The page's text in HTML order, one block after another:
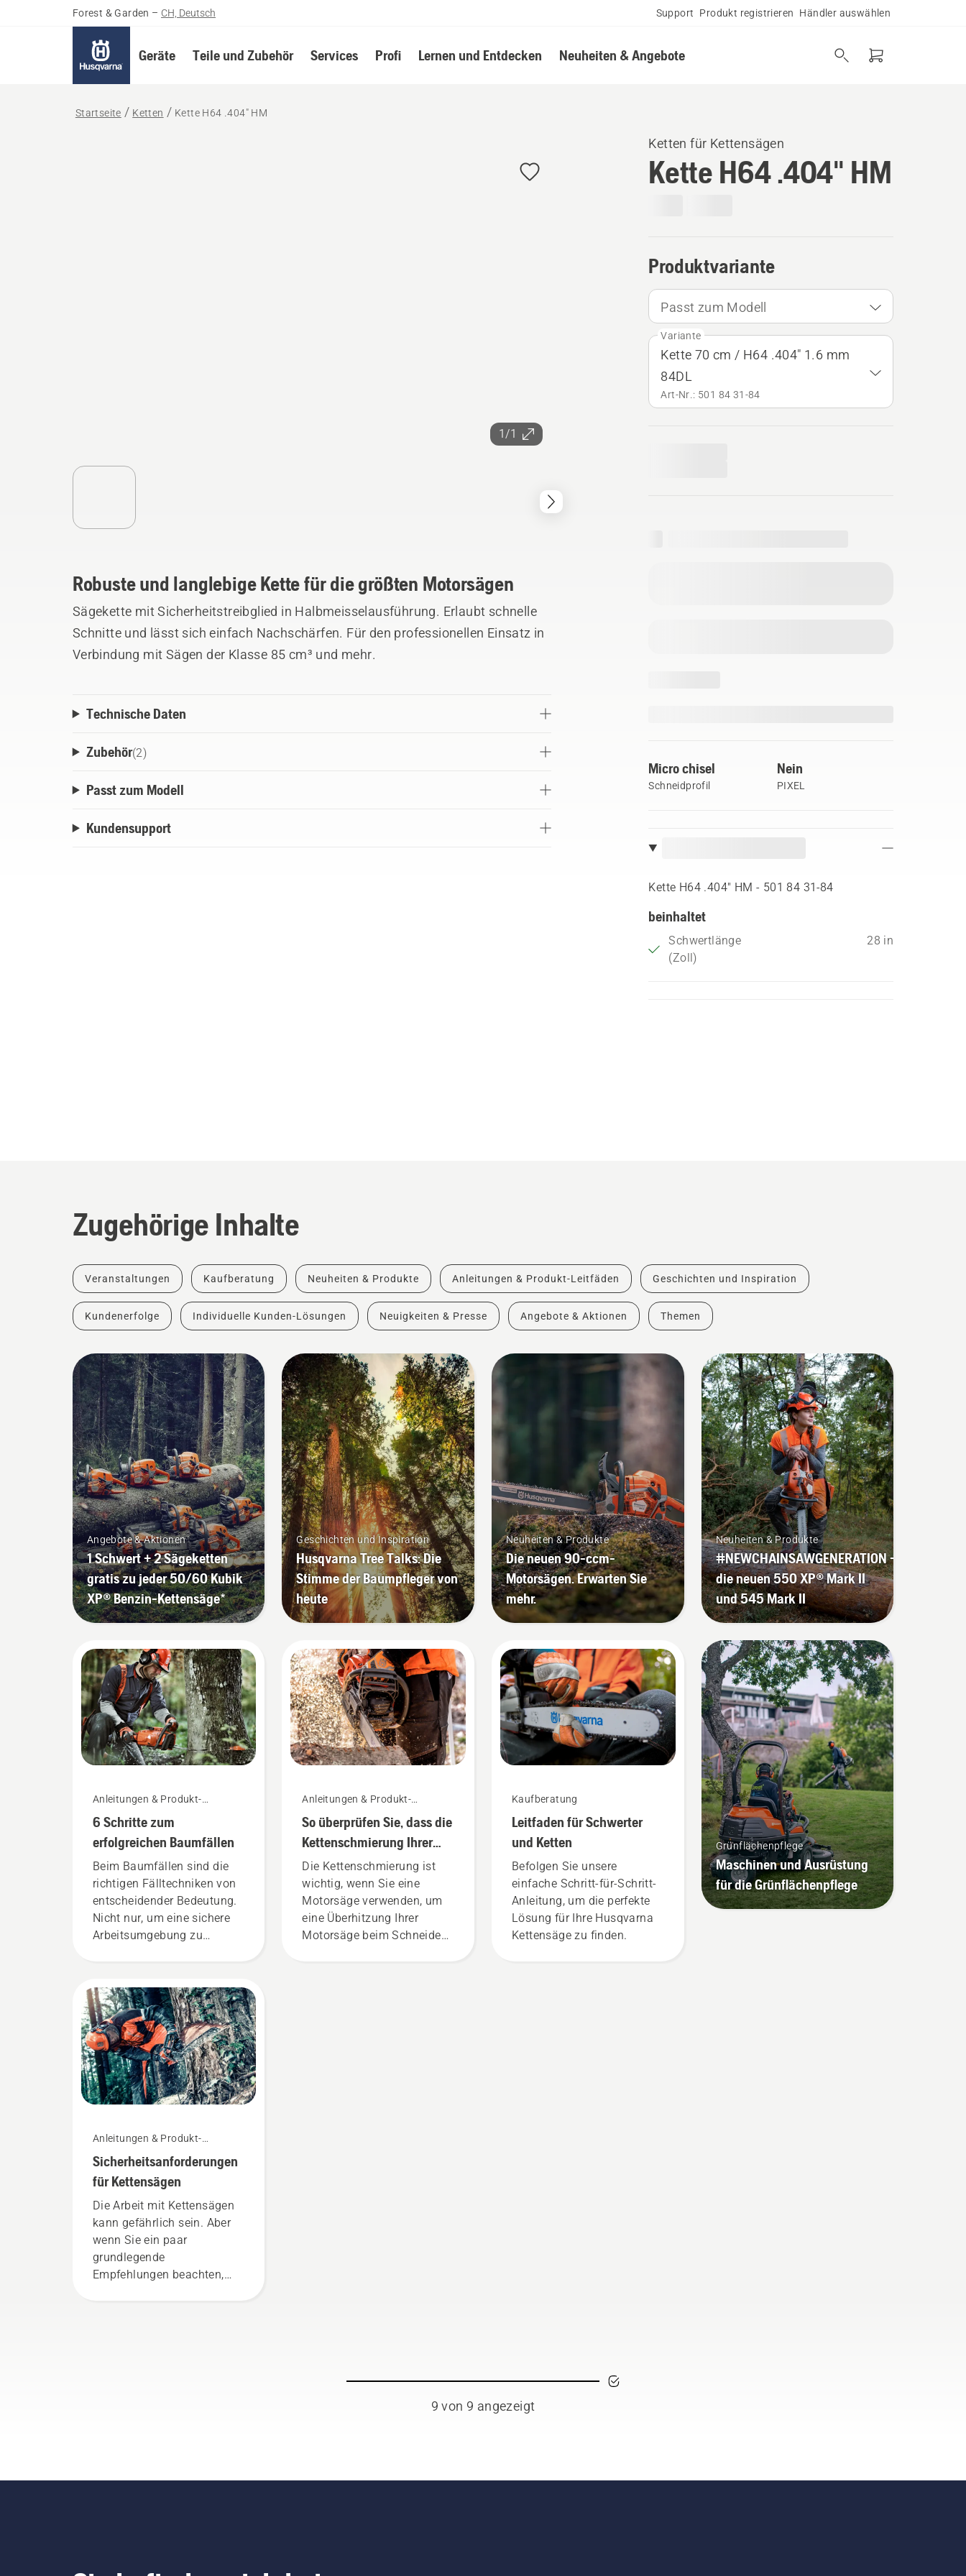
Forest & Garden – CH, Deutsch Support Produkt registrieren Händler auswählen
Geräte Teile und Zubehör Services Profi Lernen und Entdecken Neuheiten & Angebote
Startseite Ketten Kette H64 .404" HM
1/1
Ketten für Kettensägen
Kette H64 .404" HM
Produktvariante
Passt zum Modell
Variante
Kette 70 cm / H64 .404" 1.6 mm
84DL
Art-Nr.: 501 84 31‑84
Micro chisel
Schneidprofil
Nein
PIXEL
Kette H64 .404" HM - 501 84 31‑84
beinhaltet
Schwertlänge
(Zoll)
28 in
Robuste und langlebige Kette für die größten Motorsägen
Sägekette mit Sicherheitstreibglied in Halbmeisselausführung. Erlaubt schnelle
Schnitte und lässt sich einfach Nachschärfen. Für den professionellen Einsatz in
Verbindung mit Sägen der Klasse 85 cm³ und mehr.
Technische Daten
Zubehör(2)
Passt zum Modell
Kundensupport
Zugehörige Inhalte
Veranstaltungen Kaufberatung Neuheiten & Produkte Anleitungen & Produkt-Leitfäden Geschichten und Inspiration
Kundenerfolge Individuelle Kunden-Lösungen Neuigkeiten & Presse Angebote & Aktionen Themen
Angebote & Aktionen
1 Schwert + 2 Sägeketten
gratis zu jeder 50/60 Kubik
XP® Benzin-Kettensäge*
Anleitungen & Produkt-
6 Schritte zum
erfolgreichen Baumfällen
Beim Baumfällen sind die
richtigen Fälltechniken von
entscheidender Bedeutung.
Nicht nur, um eine sichere
Arbeitsumgebung zu
Anleitungen & Produkt-
Sicherheitsanforderungen
für Kettensägen
Die Arbeit mit Kettensägen
kann gefährlich sein. Aber
wenn Sie ein paar
grundlegende
Empfehlungen beachten,
Geschichten und Inspiration
Husqvarna Tree Talks: Die
Stimme der Baumpfleger von
heute
Anleitungen & Produkt-
So überprüfen Sie, dass die
Kettenschmierung Ihrer
Kettensäge funktioniert
Die Kettenschmierung ist
wichtig, wenn Sie eine
Motorsäge verwenden, um
eine Überhitzung Ihrer
Motorsäge beim Schneiden
Neuheiten & Produkte
Die neuen 90-ccm-
Motorsägen. Erwarten Sie
mehr.
Kaufberatung
Leitfaden für Schwerter
und Ketten
Befolgen Sie unsere
einfache Schritt-für-Schritt-
Anleitung, um die perfekte
Lösung für Ihre Husqvarna
Kettensäge zu finden.
Neuheiten & Produkte
#NEWCHAINSAWGENERATION –
die neuen 550 XP® Mark II
und 545 Mark II
Grünflächenpflege
Maschinen und Ausrüstung
für die Grünflächenpflege
9 von 9 angezeigt